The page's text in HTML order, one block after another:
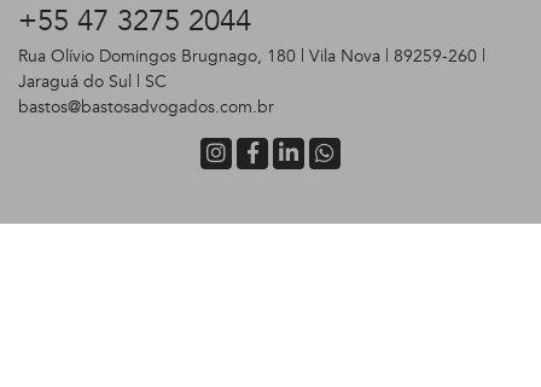
+55 47 3275 2044
Rua Olívio Domingos Brugnago, 180 | Vila Nova | 89259-260 |
Jaraguá do Sul | SC
bastos@bastosadvogados.com.br